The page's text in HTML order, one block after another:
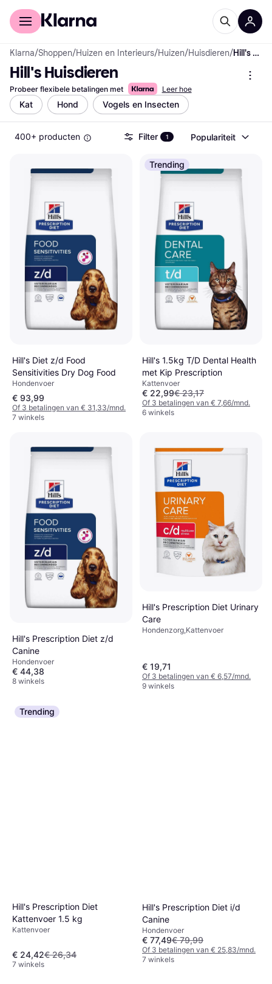
Voor shoppers
Klarna/Shoppen/Huizen en Interieurs/Huizen/Huisdieren/ Hill's Huisdieren
Hill's Huisdieren
Probeer flexibele betalingen met Leer hoe
Kat Hond Vogels en Insecten
400+ producten Filter 1 Populariteit
Hill's Diet z/d Food
Sensitivities Dry Dog Food
Hondenvoer
€ 93,99
Of 3 betalingen van € 31,33/mnd.
7 winkels
Trending
Hill's 1.5kg T/D Dental Health
met Kip Prescription
Kattenvoer
€ 22,99€ 23,17
Of 3 betalingen van € 7,66/mnd.
6 winkels
Hill's Prescription Diet z/d
Canine
Hondenvoer
€ 44,38
8 winkels
Hill's Prescription Diet Urinary
Care
Hondenzorg,Kattenvoer
€ 19,71
Of 3 betalingen van € 6,57/mnd.
9 winkels
Trending
Hill's Prescription Diet
Kattenvoer 1.5 kg
Kattenvoer
€ 24,42€ 26,34
7 winkels
Hill's Prescription Diet i/d
Canine
Hondenvoer
€ 77,49€ 79,99
Of 3 betalingen van € 25,83/mnd.
7 winkels